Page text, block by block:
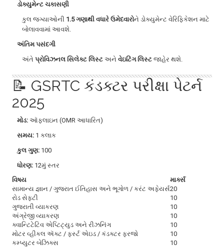
ડોક્યુમેન્ટ ચકાસણી
કુલ જગ્યાઓની 1.5 ગણાથી વધારે ઉમેદવારોને ડોક્યુમેન્ટ વેરિફિકેશન માટે
બોલાવવામાં આવશે.
અંતિમ પસંદગી
અંતે પ્રોવિઝનલ સિલેક્ટ લિસ્ટ અને વેઇટિંગ લિસ્ટ જાહેર થશે.
📝 GSRTC કંડક્ટર પરીક્ષા પેટર્ન
2025
મોડ: ઑફલાઇન (OMR આધારિત)
સમય: 1 કલાક
કુલ ગુણ: 100
ધોરણ: 12મું સ્તર
વિષય
માર્ક્સ
સામાન્ય જ્ઞાન / ગુજરાત ઈતિહાસ અને ભૂગોળ / કરંટ અફેયર્સ20
રોડ સેફ્ટી
10
ગુજરાતી વ્યાકરણ
10
અંગ્રેજી વ્યાકરણ
10
ક્વાન્ટિટેટિવ એપ્ટિટ્યુડ અને રીઝનિંગ
10
મોટર વ્હીકલ ઍક્ટ / ફર્સ્ટ એઇડ / કંડક્ટર ફરજો
10
કમ્પ્યુટર બેઝિક્સ
10